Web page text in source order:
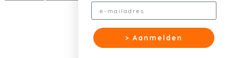
Email
> Aanmelden